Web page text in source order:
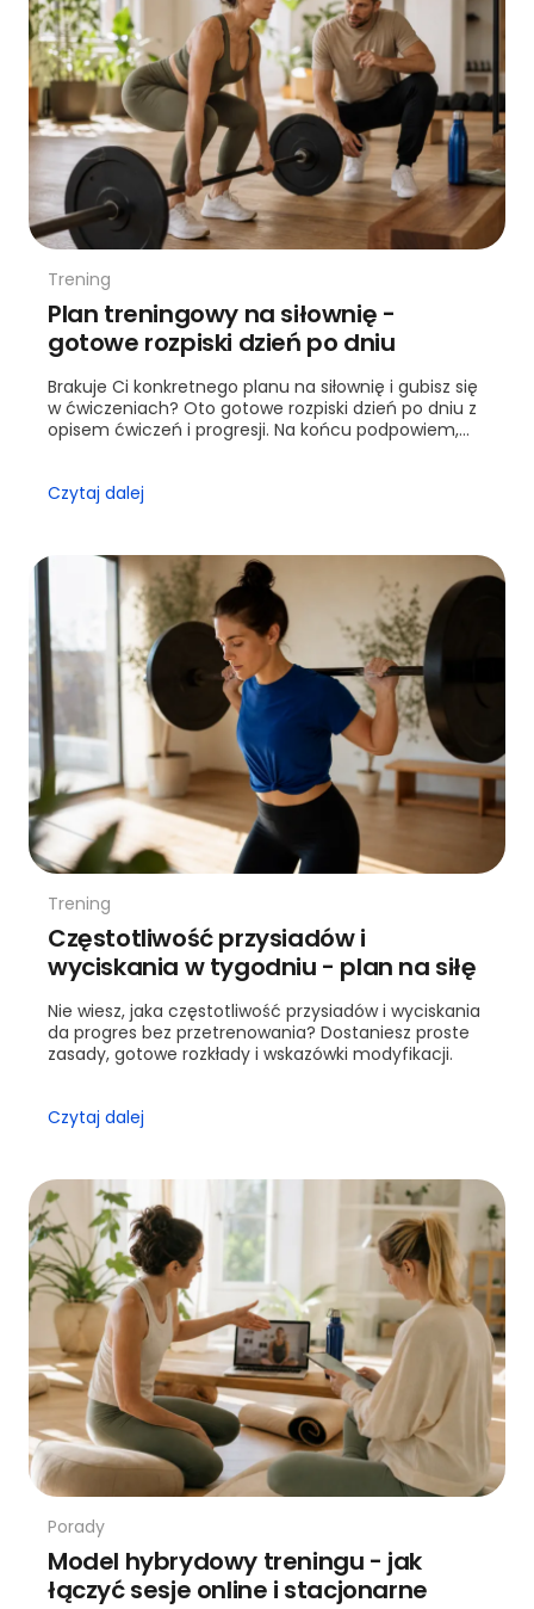
Trening
Plan treningowy na siłownię -
gotowe rozpiski dzień po dniu
Brakuje Ci konkretnego planu na siłownię i gubisz się
w ćwiczeniach? Oto gotowe rozpiski dzień po dniu z
opisem ćwiczeń i progresji. Na końcu podpowiem,
Czytaj dalej
Trening
Częstotliwość przysiadów i
wyciskania w tygodniu - plan na siłę
Nie wiesz, jaka częstotliwość przysiadów i wyciskania
da progres bez przetrenowania? Dostaniesz proste
zasady, gotowe rozkłady i wskazówki modyfikacji.
Czytaj dalej
Porady
Model hybrydowy treningu - jak
łączyć sesje online i stacjonarne